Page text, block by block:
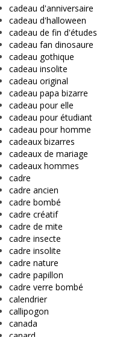
cadeau d'anniversaire
cadeau d'halloween
cadeau de fin d'études
cadeau fan dinosaure
cadeau gothique
cadeau insolite
cadeau original
cadeau papa bizarre
cadeau pour elle
cadeau pour étudiant
cadeau pour homme
cadeaux bizarres
cadeaux de mariage
cadeaux hommes
cadre
cadre ancien
cadre bombé
cadre créatif
cadre de mite
cadre insecte
cadre insolite
cadre nature
cadre papillon
cadre verre bombé
calendrier
callipogon
canada